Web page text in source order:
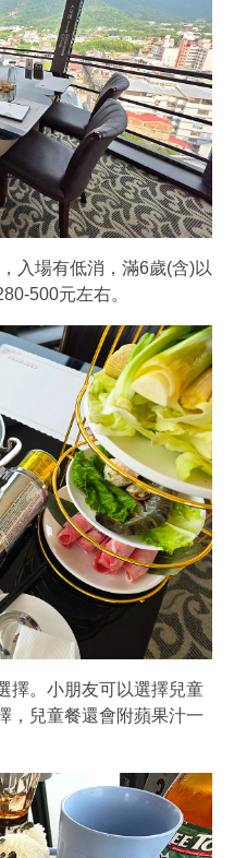
入場有低消，滿6歲(含)以
500元左右。
擇。小朋友可以選擇兒童
，兒童餐還會附蘋果汁一